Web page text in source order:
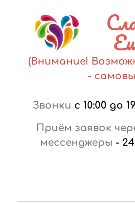
(Внимание!
-
Звонки с 10:00 до
Приём заявок
мессенджеры -